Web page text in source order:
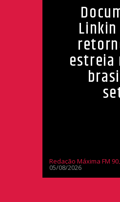
estreia
Redação Máxima FM
05/08/2026